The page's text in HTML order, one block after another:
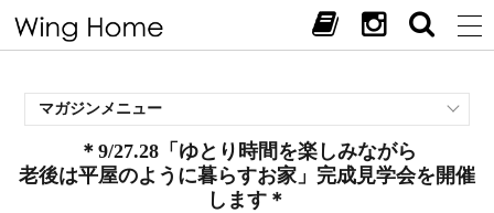
マガジンメニュー
施工事例
スタッフブログ
＊9/27.28「ゆとり時間を楽しみながら
老後は平屋のように暮らすお家」完成見学会を開催
します＊